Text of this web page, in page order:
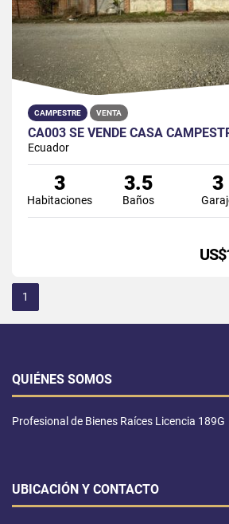
CAMPESTRE VENTA
CA003 SE VENDE CASA
Ecuador
3
Habitaciones
3.5
Baños
3
1
QUIÉNES SOMOS
Profesional de Bienes Raíces Licencia 189G
UBICACIÓN Y CONTACTO